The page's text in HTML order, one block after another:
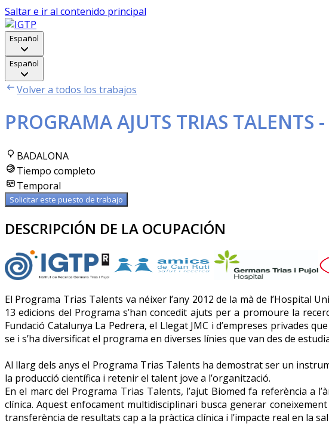
Saltar e ir al contenido principal
Español
Español
Volver a todos los trabajos
PROGRAMA AJUTS TRIAS TALENTS
BADALONA
Tiempo completo
Temporal
Solicitar este puesto de trabajo
DESCRIPCIÓN DE LA OCUPACIÓN
El Programa Trias Talents va néixer l’any 2012 de la mà de l’Hospital
13 edicions del Programa s’han concedit ajuts per a promoure la
Fundació Catalunya La Pedrera, el Llegat JMC i d’empreses privades
se i s’ha diversificat el programa en diverses línies que van des de
Al llarg dels anys el Programa Trias Talents ha demostrat ser un
la producció científica i retenir el talent jove a l’organització.
En el marc del Programa Trias Talents, l’ajut Biomed fa referència a
clínica. Aquest enfocament multidisciplinari busca generar
transferència de resultats cap a la pràctica clínica i l’impacte real en la